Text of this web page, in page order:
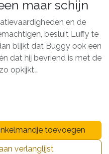
maar schijn
en de
besluit Luffy te
blijkt dat Buggy ook een
dat hij bevriend is met de
opkijkt…
toevoegen
verlanglijst